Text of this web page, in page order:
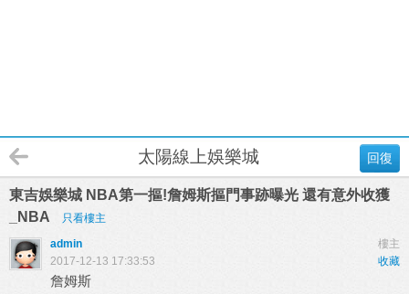
回復
太陽線上娛樂城
東吉娛樂城 NBA第一摳!詹姆斯摳門事跡曝光 還有意外收獲
_NBA
只看樓主
樓主
admin
收藏
2017-12-13 17:33:53
詹姆斯